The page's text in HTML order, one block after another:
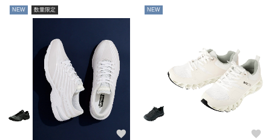
NEW 数量限定
favorite
NEW
favorite